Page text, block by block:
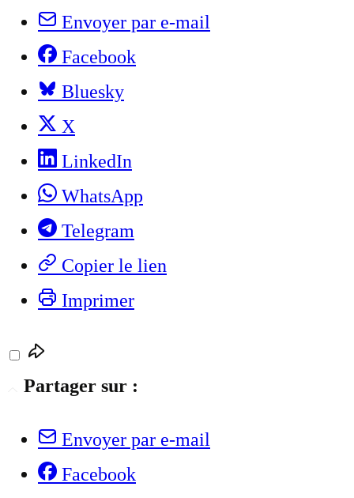
Envoyer par e-mail
Facebook
Bluesky
X
LinkedIn
WhatsApp
Telegram
Copier le lien
Imprimer
Partager sur :
Envoyer par e-mail
Facebook